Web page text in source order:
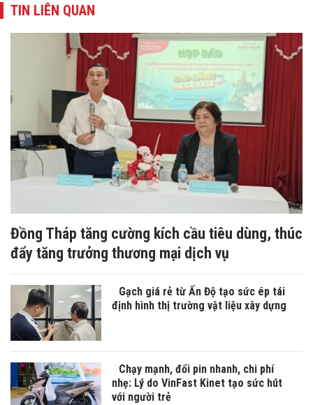
TIN LIÊN QUAN
Đồng Tháp tăng cường kích cầu tiêu dùng, thúc
đẩy tăng trưởng thương mại dịch vụ
Gạch giá rẻ từ Ấn Độ tạo sức ép tái
định hình thị trường vật liệu xây dựng
Chạy mạnh, đổi pin nhanh, chi phí
nhẹ: Lý do VinFast Kinet tạo sức hút
với người trẻ